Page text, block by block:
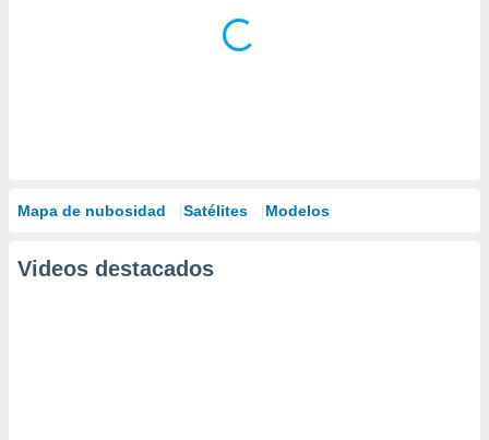
Mapa de nubosidad Satélites Modelos
Videos destacados